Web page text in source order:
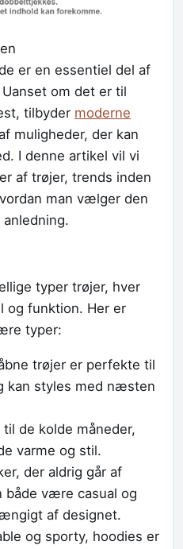
er en essentiel del af
om det er til
tilbyder moderne
muligheder, der kan
I denne artikel vil vi
af trøjer, trends inden
man vælger den
typer trøjer, hver
og funktion. Her er
typer:
trøjer er perfekte til
kan styles med næsten
til de kolde måneder,
varme og stil.
der aldrig går af
både være casual og
af designet.
og sporty, hoodies er